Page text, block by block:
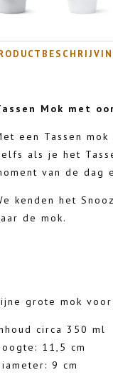
Mok met
een Tassen
als je het
van de
kenden het
de mok.
grote mok
circa 350 ml
11,5 cm
9 cm